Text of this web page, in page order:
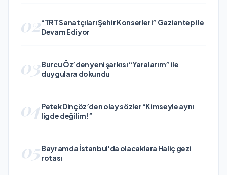
02“TRT Sanatçıları Şehir Konserleri” Gaziantep ile
Devam Ediyor
03Burcu Öz’den yeni şarkısı “Yaralarım” ile
duygulara dokundu
04Petek Dinçöz’den olay sözler “Kimseyle aynı
ligde değilim!”
05Bayramda İstanbul'da olacaklara Haliç gezi
rotası